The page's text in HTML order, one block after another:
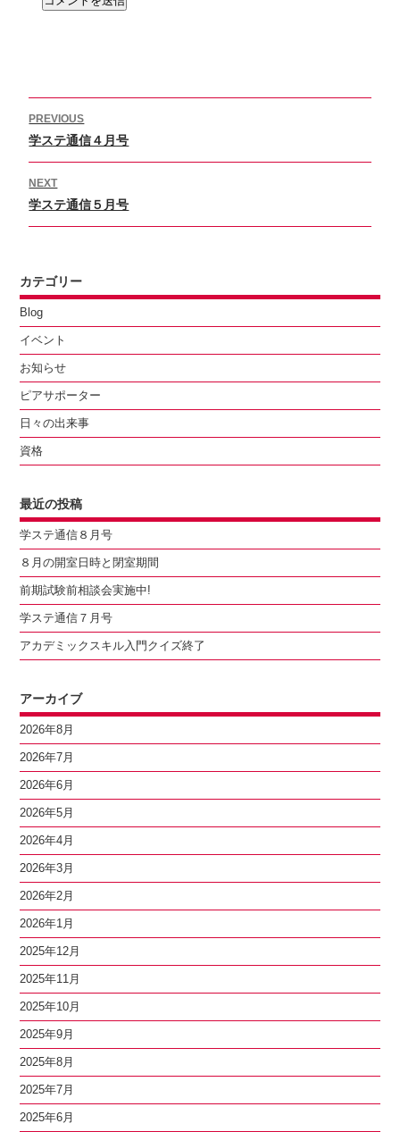
稿
ナ
ビ
ゲ
シ
ョ
PREVIOUS
Previous
post:
学ステ通信４月号
NEXT
Next
post:
学ステ通信５月号
カテゴリー
Blog
イベント
お知らせ
ピアサポーター
日々の出来事
資格
最近の投稿
学ステ通信８月号
８月の開室日時と閉室期間
前期試験前相談会実施中!
学ステ通信７月号
アカデミックスキル入門クイズ終了
アーカイブ
2026年8月
2026年7月
2026年6月
2026年5月
2026年4月
2026年3月
2026年2月
2026年1月
2025年12月
2025年11月
2025年10月
2025年9月
2025年8月
2025年7月
2025年6月